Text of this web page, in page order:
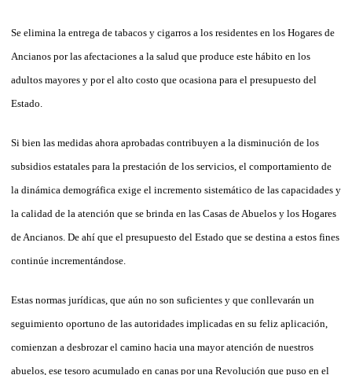
Se elimina la entrega de tabacos y cigarros a los residentes en los Hogares de
Ancianos por las afectaciones a la salud que produce este hábito en los
adultos mayores y por el alto costo que ocasiona para el presu­puesto del
Estado.
Si bien las medidas ahora aprobadas contribuyen a la disminución de los
subsidios estatales para la prestación de los servicios, el comportamiento de
la dinámica demográfica exige el incremento sistemático de las capacidades y
la calidad de la atención que se brinda en las Casas de Abuelos y los Hogares
de Ancianos. De ahí que el presupuesto del Estado que se destina a estos fines
continúe incrementándose.
Estas normas jurídicas, que aún no son suficientes y que conllevarán un
seguimiento oportuno de las autoridades implicadas en su feliz aplicación,
comienzan a desbrozar el camino hacia una mayor atención de nuestros
abuelos, ese tesoro acumulado en canas por una Revolución que puso en el